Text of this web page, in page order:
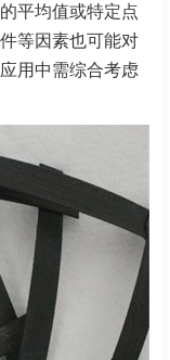
平均值或特定点
等因素也可能对
用中需综合考虑